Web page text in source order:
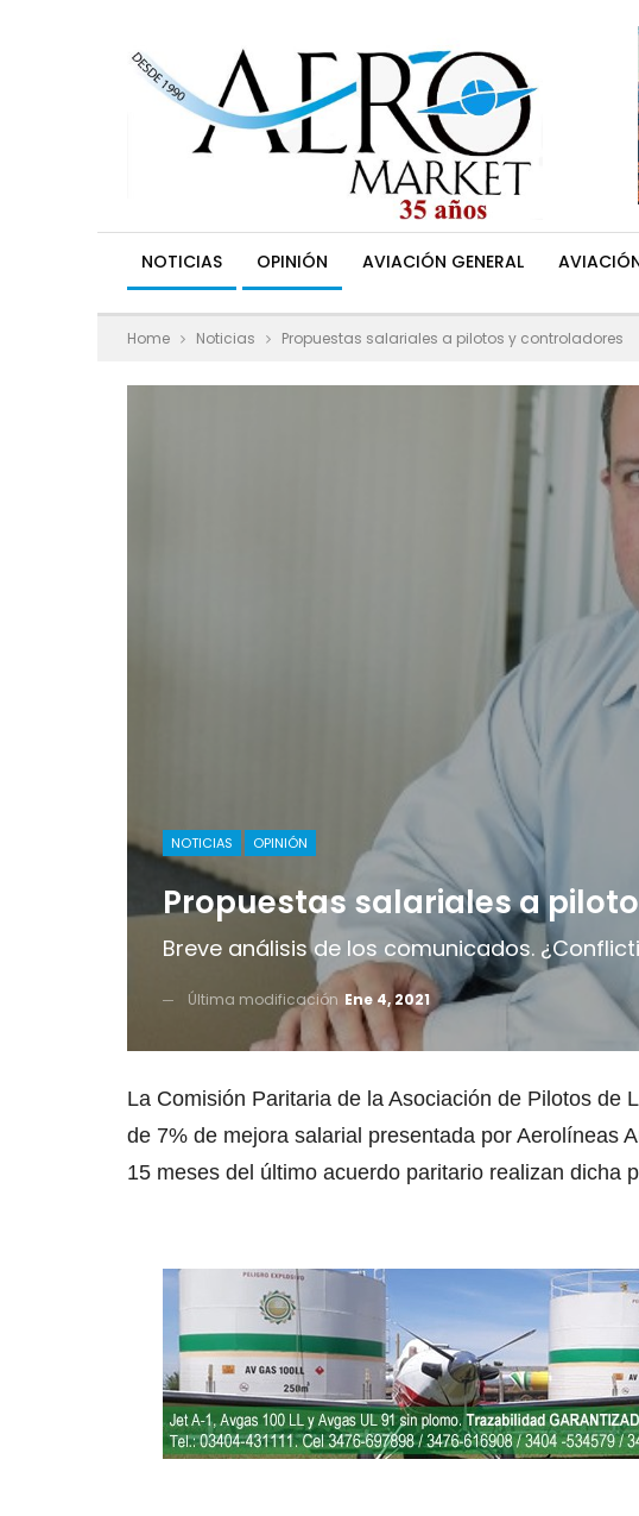
NOTICIAS OPINIÓN AVIACIÓN GENERAL
Home Noticias Propuestas salariales a pilotos y controladores
NOTICIAS OPINIÓN
Propuestas salariales a
Breve análisis de los comunicados.
Última modificación Ene 4, 2021
La Comisión Paritaria de la Asociación de Pilotos de
de 7% de mejora salarial presentada por Aerolíneas
15 meses del último acuerdo paritario realizan dicha